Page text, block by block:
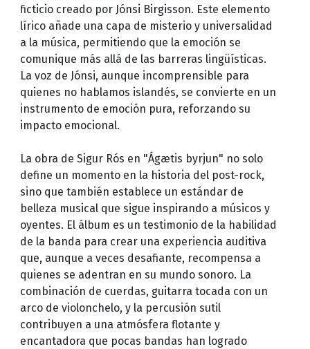
ficticio creado por Jónsi Birgisson. Este elemento
lírico añade una capa de misterio y universalidad
a la música, permitiendo que la emoción se
comunique más allá de las barreras lingüísticas.
La voz de Jónsi, aunque incomprensible para
quienes no hablamos islandés, se convierte en un
instrumento de emoción pura, reforzando su
impacto emocional.
La obra de Sigur Rós en "Ágætis byrjun" no solo
define un momento en la historia del post-rock,
sino que también establece un estándar de
belleza musical que sigue inspirando a músicos y
oyentes. El álbum es un testimonio de la habilidad
de la banda para crear una experiencia auditiva
que, aunque a veces desafiante, recompensa a
quienes se adentran en su mundo sonoro. La
combinación de cuerdas, guitarra tocada con un
arco de violonchelo, y la percusión sutil
contribuyen a una atmósfera flotante y
encantadora que pocas bandas han logrado